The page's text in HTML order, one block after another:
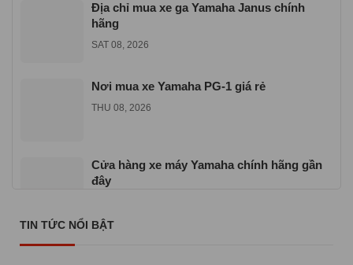
Địa chỉ mua xe ga Yamaha Janus chính
hãng
SAT 08, 2026
Nơi mua xe Yamaha PG-1 giá rẻ
THU 08, 2026
Cửa hàng xe máy Yamaha chính hãng gần
đây
TIN TỨC NỔI BẬT